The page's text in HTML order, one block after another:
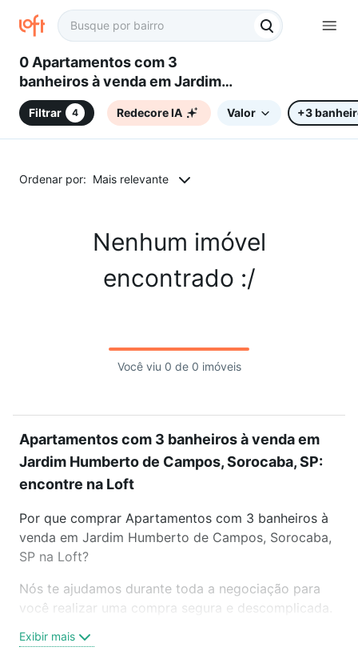
0 Apartamentos com 3
banheiros à venda em Jardim
Humberto de Campos,
Sorocaba, SP
Filtrar 4 Redecore IA Valor +3
Ordenar por: Mais relevante
Nenhum imóvel
encontrado :/
Você viu 0 de 0 imóveis
Apartamentos com 3 banheiros à venda em
Jardim Humberto de Campos, Sorocaba, SP:
encontre na Loft
Por que comprar Apartamentos com 3 banheiros à
venda em Jardim Humberto de Campos, Sorocaba,
SP na Loft?
Nós te ajudamos durante toda a negociação para
você realizar uma compra segura e descomplicada.
trabalho e do metrô, aqui você vai encontrar a
Exibir mais